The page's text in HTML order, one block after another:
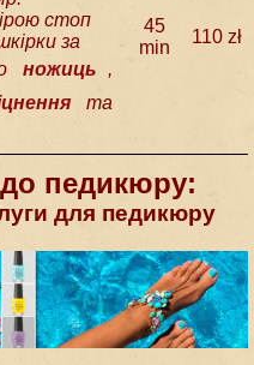
стоп
за
ножиць
,
та
45
min
110 zł
педикюру:
для педикюру